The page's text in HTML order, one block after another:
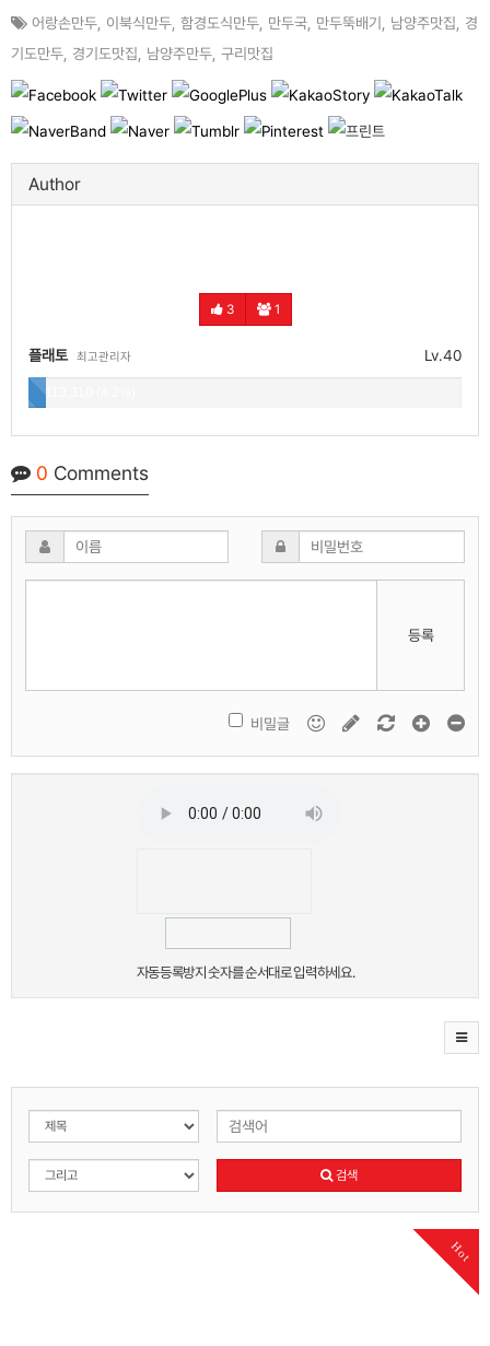
어랑손만두 이북식만두 함경도식만두 만두국 만두뚝배기 남양주맛집
경
기도만두 경기도맛집 남양주만두 구리맛집
Author
3 1
Lv.40
플래토 최고관리자
113,310 (4.2%)
0 Comments
등록
비밀글
자동등록방지 숫자를 순서대로 입력하세요.
검색
Hot